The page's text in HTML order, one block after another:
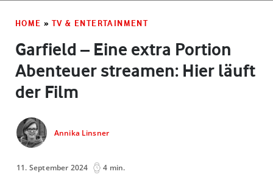
HOME » TV & ENTERTAINMENT
Garfield – Eine extra Portion
Abenteuer streamen: Hier läuft
der Film
Annika Linsner
11. September 2024 4 min.